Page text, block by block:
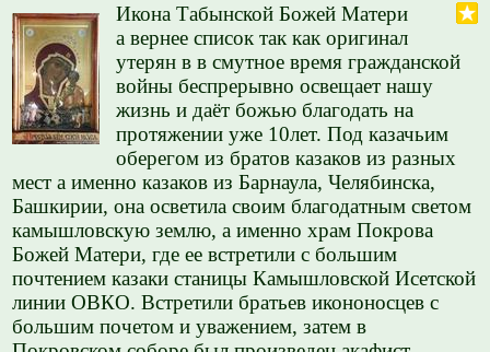
Икона Табынской Божей Матери
а вернее список так как оригинал
утерян в в смутное время гражданской
войны беспрерывно освещает нашу
жизнь и даёт божью благодать на
протяжении уже 10лет. Под казачьим
оберегом из братов казаков из разных
мест а именно казаков из Барнаула, Челябинска,
Башкирии, она осветила своим благодатным светом
камышловскую землю, а именно храм Покрова
Божей Матери, где ее встретили с большим
почтением казаки станицы Камышловской Исетской
линии ОВКО. Встретили братьев икононосцев с
большим почетом и уважением, затем в